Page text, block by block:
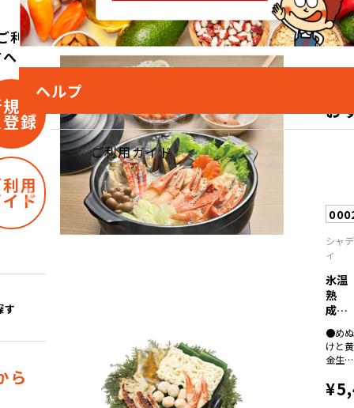
ヘルプ
ご利用ガイド
利用
会
録
用
ド
す
ら
お
シャデ
ィ
氷温
熟
成
魚・
焼...
●めぬ
けと黄
金生姜
け１０
０ｇ・